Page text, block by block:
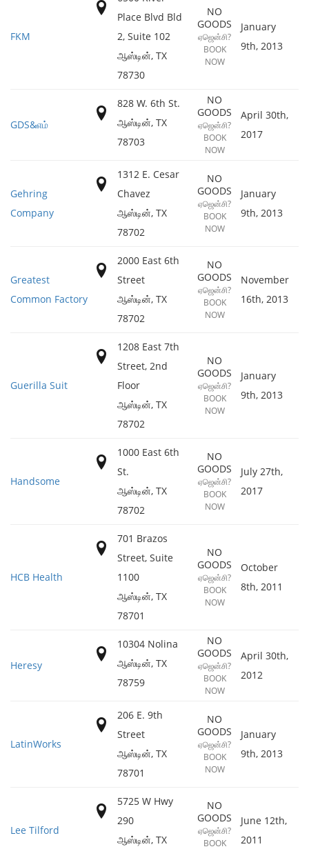
FKM
Place Blvd Bld
2, Suite 102
ஆஸ்டின், TX
78730
NO
GOODS
ஏஜென்சி?
BOOK
NOW
January
9th, 2013
GDS&எம்
828 W. 6th St.
ஆஸ்டின், TX
78703
NO
GOODS
ஏஜென்சி?
BOOK
NOW
April 30th,
2017
Gehring
Company
1312 E. Cesar
Chavez
ஆஸ்டின், TX
78702
NO
GOODS
ஏஜென்சி?
BOOK
NOW
January
9th, 2013
Greatest
Common Factory
2000 East 6th
Street
ஆஸ்டின், TX
78702
NO
GOODS
ஏஜென்சி?
BOOK
NOW
November
16th, 2013
Guerilla Suit
1208 East 7th
Street, 2nd
Floor
ஆஸ்டின், TX
78702
NO
GOODS
ஏஜென்சி?
BOOK
NOW
January
9th, 2013
Handsome
1000 East 6th
St.
ஆஸ்டின், TX
78702
NO
GOODS
ஏஜென்சி?
BOOK
NOW
July 27th,
2017
HCB Health
701 Brazos
Street, Suite
1100
ஆஸ்டின், TX
78701
NO
GOODS
ஏஜென்சி?
BOOK
NOW
October
8th, 2011
Heresy
10304 Nolina
ஆஸ்டின், TX
78759
NO
GOODS
ஏஜென்சி?
BOOK
NOW
April 30th,
2012
LatinWorks
206 E. 9th
Street
ஆஸ்டின், TX
78701
NO
GOODS
ஏஜென்சி?
BOOK
NOW
January
9th, 2013
Lee Tilford
5725 W Hwy
290
ஆஸ்டின், TX
NO
GOODS
ஏஜென்சி?
BOOK
June 12th,
2011